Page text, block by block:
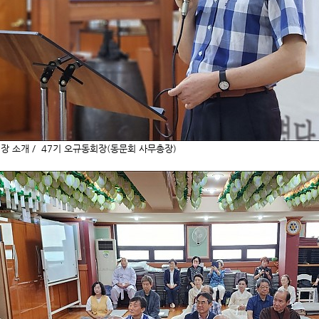
소개 / 47기 오규동회장(동문회 사무총장)